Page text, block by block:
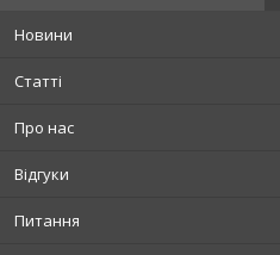
Новини
Статті
Про нас
Відгуки
Питання